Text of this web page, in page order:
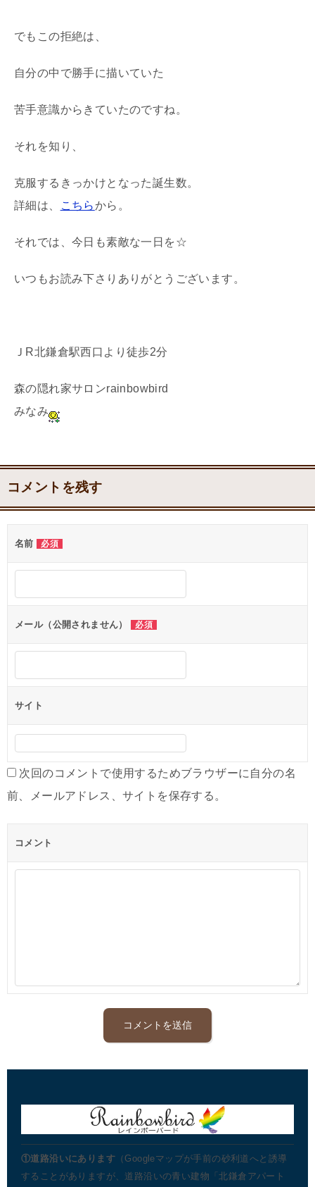
でもこの拒絶は、
自分の中で勝手に描いていた
苦手意識からきていたのですね。
それを知り、
克服するきっかけとなった誕生数。
詳細は、
こちらから。
それでは、今日も素敵な一日を☆
いつもお読み下さりありがとうございます。
ＪR北鎌倉駅西口より徒歩2分
森の隠れ家サロンrainbowbird
みなみ
コメントを残す
名前 必須
メール（公開されません） 必須
サイト
次回のコメントで使用するためブラウザーに自分の名
前、メールアドレス、サイトを保存する。
コメント
①道路沿いにあります （Googleマップが手前の砂利道へと誘導
することがありますが、道路沿いの青い建物「北鎌倉アパート